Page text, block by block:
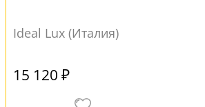
Ideal Lux (Италия)
15 120 ₽